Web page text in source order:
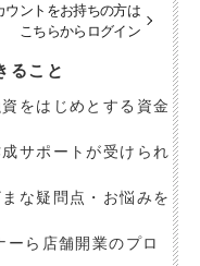
ウントをお持ちの方は
こちらからログイン
ること
をはじめとする資金
サポートが受けられ
な疑問点・お悩みを
ら店舗開業のプロ